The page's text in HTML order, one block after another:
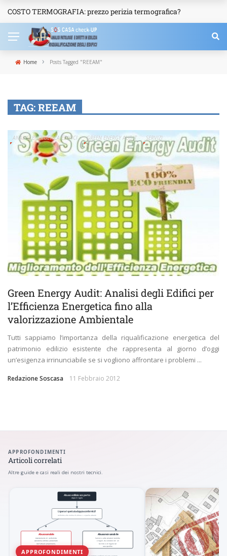
NEWS
COSTO TERMOGRAFIA: prezzo perizia termografica?
Home › Posts Tagged "REEAM"
TAG:REEAM
ANALISI ENERGETICA EDIFICI GREEN ENERGY AUDIT SERVIZI
Green Energy Audit: Analisi degli Edifici per
l’Efficienza Energetica fino alla
valorizzazione Ambientale
Tutti sappiamo l’importanza della riqualificazione energetica del
patrimonio edilizio esistente che rappresenta al giorno d’oggi
un’esigenza irrinunciabile se si vogliono affrontare i problemi ...
Redazione Soscasa 11 Febbraio 2012
APPROFONDIMENTI
Articoli correlati
Altre guide e casi reali dei nostri tecnici.
APPROFONDIMENTI